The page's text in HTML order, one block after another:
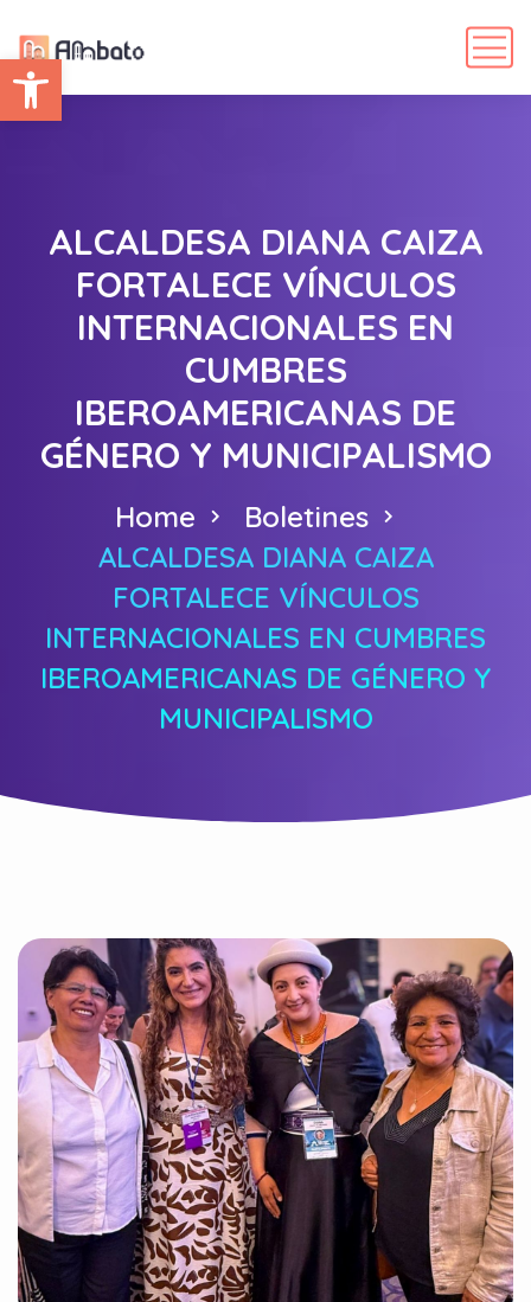
Abrir barra de herramientas
ALCALDESA DIANA CAIZA
FORTALECE VÍNCULOS
INTERNACIONALES EN
CUMBRES
IBEROAMERICANAS DE
GÉNERO Y MUNICIPALISMO
Home
Boletines
ALCALDESA DIANA CAIZA
FORTALECE VÍNCULOS
INTERNACIONALES EN CUMBRES
IBEROAMERICANAS DE GÉNERO Y
MUNICIPALISMO